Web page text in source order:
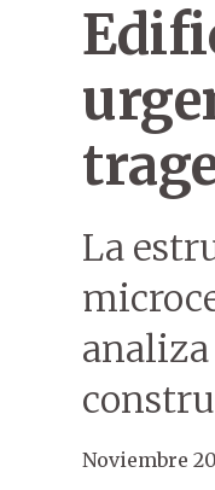
La
analiza
Noviembre